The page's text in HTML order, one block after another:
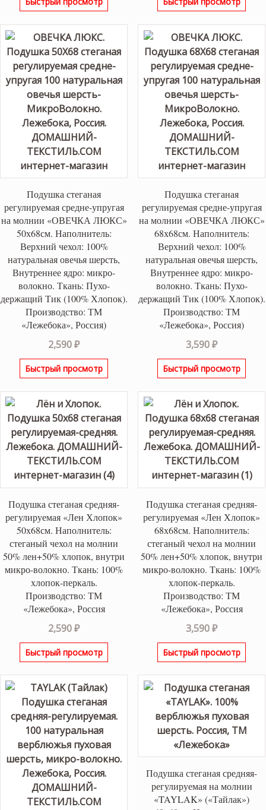
Подушка стеганая
регулируемая средне-упругая
на молнии «ОВЕЧКА ЛЮКС»
50х68см. Наполнитель:
Верхний чехол: 100%
натуральная овечья шерсть,
Внутреннее ядро: микро-
волокно. Ткань: Пухо-
держащий Тик (100% Хлопок).
Производство: ТМ
«Лежебока», Россия)
2,590₽
Быстрый просмотр
Подушка стеганая
регулируемая средне-упругая
на молнии «ОВЕЧКА ЛЮКС»
68х68см. Наполнитель:
Верхний чехол: 100%
натуральная овечья шерсть,
Внутреннее ядро: микро-
волокно. Ткань: Пухо-
держащий Тик (100% Хлопок).
Производство: ТМ
«Лежебока», Россия)
3,590₽
Быстрый просмотр
Подушка стеганая средняя-
регулируемая «Лен Хлопок»
50х68см. Наполнитель:
стеганый чехол на молнии
50% лен+50% хлопок, внутри
микро-волокно. Ткань: 100%
хлопок-перкаль.
Производство: ТМ
«Лежебока», Россия
2,590₽
Быстрый просмотр
Подушка стеганая средняя-
регулируемая «Лен Хлопок»
68х68см. Наполнитель:
стеганый чехол на молнии
50% лен+50% хлопок, внутри
микро-волокно. Ткань: 100%
хлопок-перкаль.
Производство: ТМ
«Лежебока», Россия
3,590₽
Быстрый просмотр
Подушка стеганая средняя-
регулируемая на молнии
«TAYLAK» («Тайлак»)